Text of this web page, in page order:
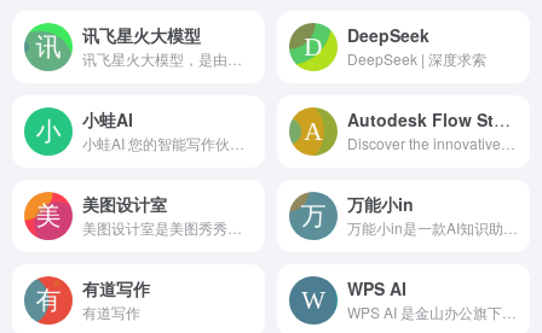
讯飞星火大模型 DeepSeek
DeepSeek | 深度求索
小蛙AI Autodesk Flow Studio（原 Wonder Studio）
美图设计室 万能小in
有道写作
有道写作
WPS AI